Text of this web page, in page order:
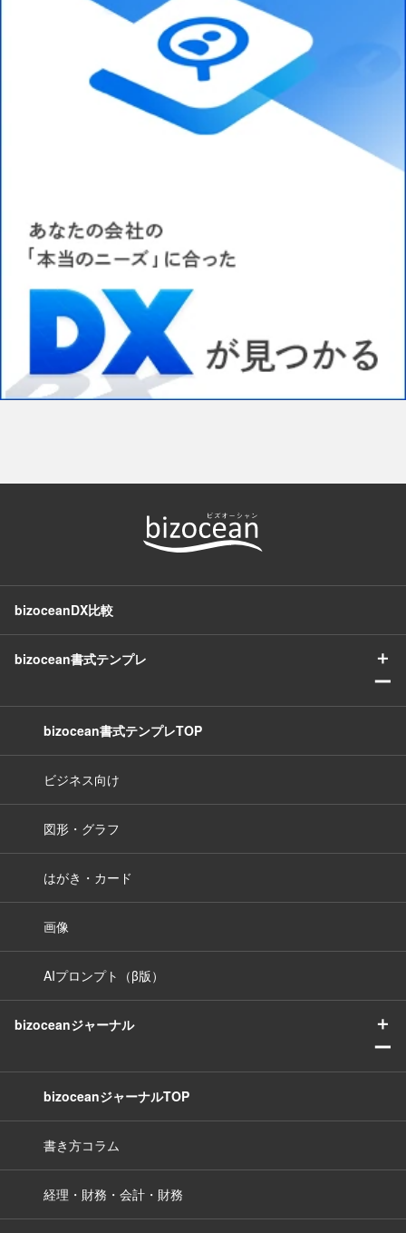
bizoceanDX比較
bizocean書式テンプレ
＋
ー
bizocean書式テンプレTOP
ビジネス向け
図形・グラフ
はがき・カード
画像
AIプロンプト（β版）
bizoceanジャーナル
＋
ー
bizoceanジャーナルTOP
書き方コラム
経理・財務・会計・財務